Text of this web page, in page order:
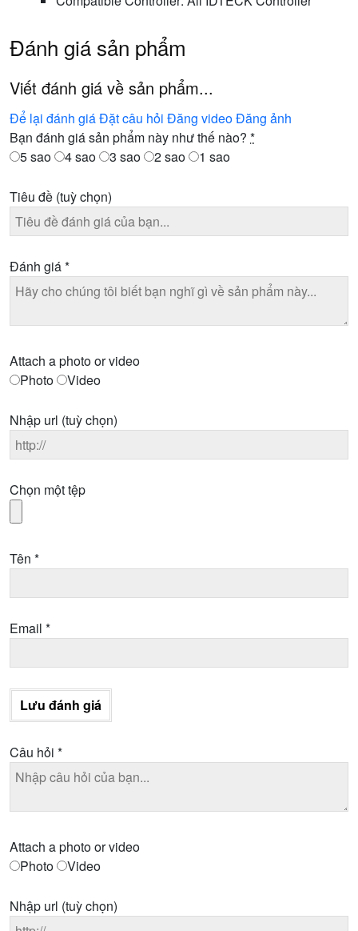
Đánh giá sản phẩm
Viết đánh giá về sản phẩm...
Để lại đánh giáĐặt câu hỏi Đăng videoĐăng ảnh
Bạn đánh giá sản phẩm này như thế nào? *
5 sao
4 sao 3 sao 2 sao 1 sao
Tiêu đề (tuỳ chọn)
Đánh giá*
Attach a photo or video
Photo
Video
Nhập url (tuỳ chọn)
Chọn một tệp
Tên *
Email *
Lưu đánh giá
Câu hỏi *
Attach a photo or video
Photo
Video
Nhập url (tuỳ chọn)